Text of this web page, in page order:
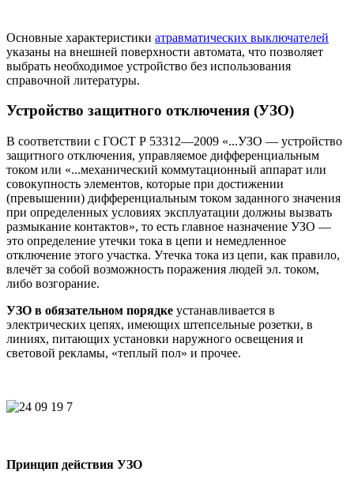
Основные характеристики атравматических выключателей
указаны на внешней поверхности автомата, что позволяет
выбрать необходимое устройство без использования
справочной литературы.
Устройство защитного отключения (УЗО)
В соответствии с ГОСТ Р 53312—2009 «...УЗО — устройство
защитного отключения, управляемое дифференциальным
током или «...механический коммутационный аппарат или
совокупность элементов, которые при достижении
(превышении) дифференциальным током заданного значения
при определенных условиях эксплуатации должны вызвать
размыкание контактов», то есть главное назначение УЗО —
это определение утечки тока в цепи и немедленное
отключение этого участка. Утечка тока из цепи, как правило,
влечёт за собой возможность поражения людей эл. током,
либо возгорание.
УЗО в обязательном порядке устанавливается в
электрических цепях, имеющих штепсельные розетки, в
линиях, питающих установки наружного освещения и
световой рекламы, «теплый пол» и прочее.
Принцип действия УЗО